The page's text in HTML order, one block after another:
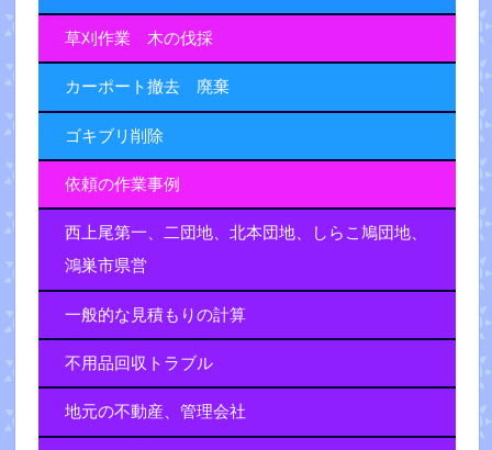
草刈作業 木の伐採
カーポート撤去 廃棄
ゴキブリ削除
依頼の作業事例
西上尾第一、二団地、北本団地、しらこ鳩団地、
鴻巣市県営
一般的な見積もりの計算
不用品回収トラブル
地元の不動産、管理会社